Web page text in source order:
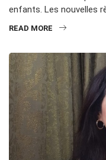
enfants. Les nouvelles
READ MORE